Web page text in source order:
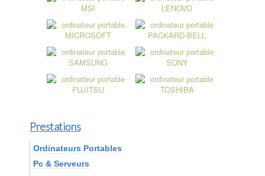
Prestations
Ordinateurs Portables
Pc & Serveurs